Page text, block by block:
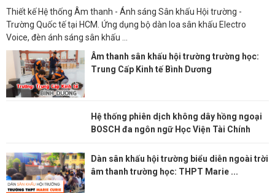
Thiết kế Hệ thống Âm thanh - Ánh sáng Sân khấu Hội trường -
Trường Quốc tế tại HCM. Ứng dụng bộ dàn loa sân khấu Electro
Voice, đèn ánh sáng sân khấu ...
Âm thanh sân khấu hội trường trường học:
Trung Cấp Kinh tế Bình Dương
Hệ thống phiên dịch không dây hồng ngoại
BOSCH đa ngôn ngữ Học Viện Tài Chính
Dàn sân khấu hội trường biểu diễn ngoài trời
âm thanh trường học: THPT Marie ...